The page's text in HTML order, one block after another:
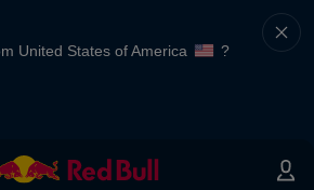
United States of America
?